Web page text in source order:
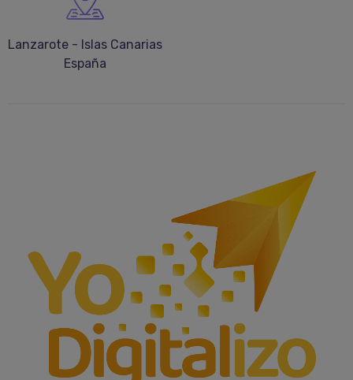
Lanzarote - Islas Canarias
España